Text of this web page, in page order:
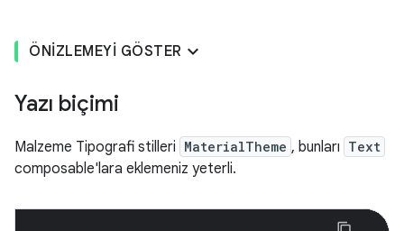
ÖNIZLEMEYI GÖSTER
Yazı biçimi
Malzeme Tipografi stilleri MaterialTheme , bunları Text
composable'lara eklemeniz yeterli.